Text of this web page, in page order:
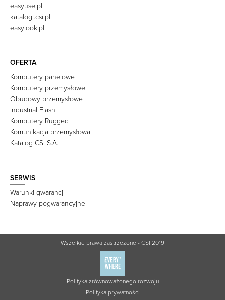
easyuse.pl
katalogi.csi.pl
easylook.pl
OFERTA
Komputery panelowe
Komputery przemysłowe
Obudowy przemysłowe
Industrial Flash
Komputery Rugged
Komunikacja przemysłowa
Katalog CSI S.A.
SERWIS
Warunki gwarancji
Naprawy pogwarancyjne
Wszelkie prawa zastrzeżone - CSI 2019
Polityka zrównoważonego rozwoju
Polityka prywatności